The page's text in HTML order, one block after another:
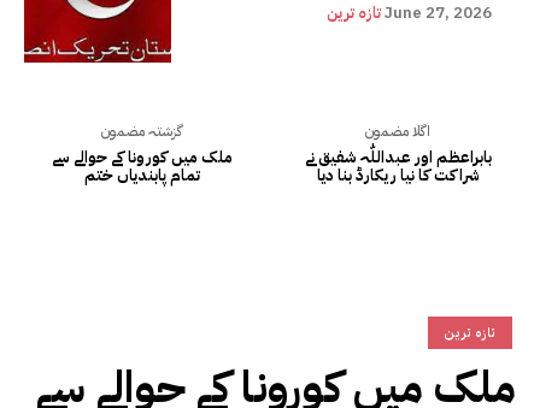
تازہ ترینJune 27, 2026
گزشتہ مضمون
ملک میں کورونا کے حوالے سے
تمام پابندیاں ختم
اگلا مضمون
بابراعظم اور عبداللّٰہ شفیق نے
شراکت کا نیا ریکارڈ بنا دیا